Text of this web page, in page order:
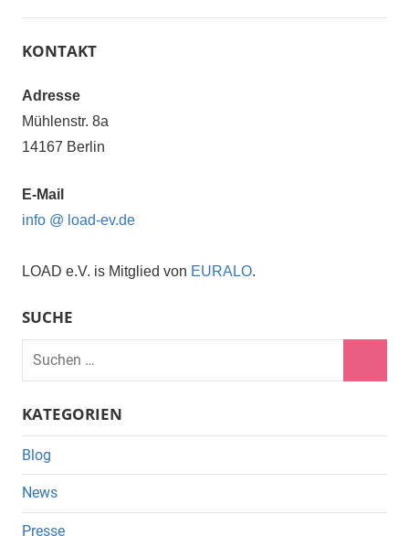
KONTAKT
Adresse
Mühlenstr. 8a
14167 Berlin
E-Mail
info @ load-ev.de
LOAD e.V. is Mitglied von EURALO.
SUCHE
Suchen
KATEGORIEN
Blog
News
Presse